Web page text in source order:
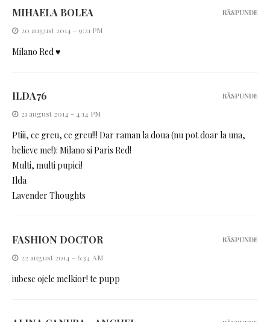
MIHAELA BOLEA
20 august 2014 - 9:21 PM
Milano Red ♥
RĂSPUNDE
ILDA76
21 august 2014 - 4:14 PM
Ptiii, ce greu, ce greu!!! Dar raman la doua (nu pot doar la una,
believe me!): Milano si Paris Red!
Multi, multi pupici!
Ilda
Lavender Thoughts
RĂSPUNDE
FASHION DOCTOR
22 august 2014 - 6:34 AM
iubesc ojele melkior! te pupp
RĂSPUNDE